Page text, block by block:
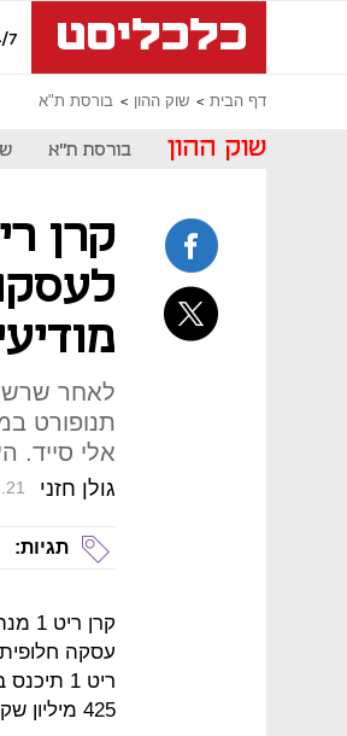
7
דף הבית שוק ההון בורסת ת"א
שוק ההון בורסת ת"א
לאחר
תנופורט
אלי סייד.
גולן חזני
תגיות:
עסקה
ריט 1
425 מיליון שקל, אך טורפדה בידי רשות התחרות.